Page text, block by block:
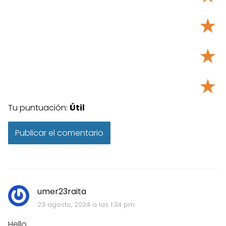
umer23raita
23 agosto, 2024 a las 1:34 pm
★
★
★
Tu puntuación: Útil